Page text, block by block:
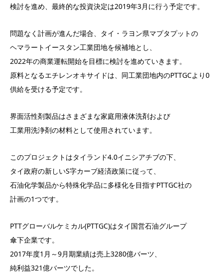
検討を進め、最終的な投資決定は2019年3月に行う予定です。
問題なく計画が進んだ場合、タイ・ラヨン県マプタプットの
ヘマラートイースタン工業団地を候補地とし、
2022年の商業運転開始を目標に検討を進めていきます。
原料となるエチレンオキサイドは、同工業団地内のPTTGCより0
供給を受ける予定です。
界面活性剤製品はさまざまな家庭用液体洗剤および
工業用洗浄剤の材料として使用されています。
このプロジェクトはタイランド4.0イニシアチブの下、
タイ政府の新しいS字カーブ経済政策に従って、
石油化学製品から特殊化学品に多様化を目指すPTTGC社の
計画の1つです。
PTTグローバルケミカル(PTTGC)はタイ国営石油グループ
傘下企業です。
2017年度1月～9月期業績は売上3280億バーツ、
純利益321億バーツでした。